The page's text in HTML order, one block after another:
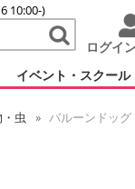
10:00-)
ログイ
イベント・スクール
虫 バルーンドッグ